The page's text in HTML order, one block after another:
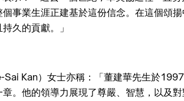
事業生涯正建基於這份信念。在這個頌
久的貢獻。」
Sai Kan）女士亦稱：「董建華先生於
章。他的領導力展現了尊嚴、智慧，以